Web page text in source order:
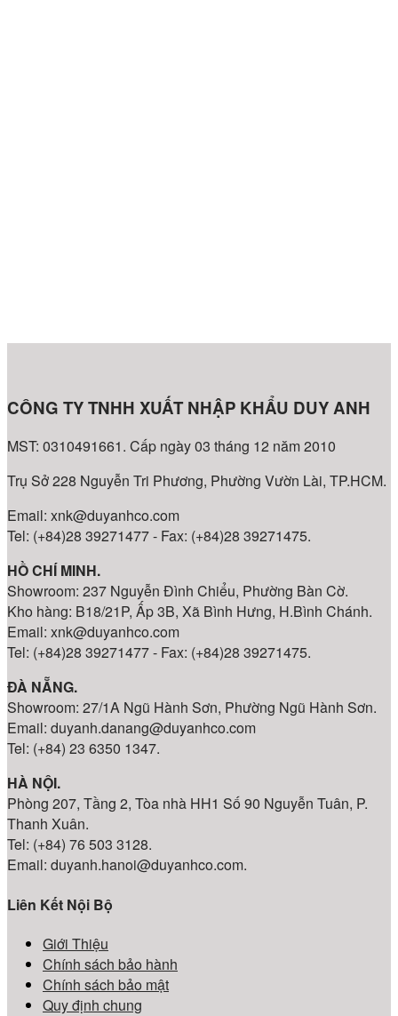
CÔNG TY TNHH XUẤT NHẬP KHẨU DUY ANH
MST: 0310491661. Cấp ngày 03 tháng 12 năm 2010
Trụ Sở 228 Nguyễn Tri Phương, Phường Vườn Lài, TP.HCM.
Email: xnk@duyanhco.com
Tel: (+84)28 39271477 - Fax: (+84)28 39271475.
HỒ CHÍ MINH.
Showroom: 237 Nguyễn Đình Chiểu, Phường Bàn Cờ.
Kho hàng: B18/21P, Ấp 3B, Xã Bình Hưng, H.Bình Chánh.
Email: xnk@duyanhco.com
Tel: (+84)28 39271477 - Fax: (+84)28 39271475.
ĐÀ NẴNG.
Showroom: 27/1A Ngũ Hành Sơn, Phường Ngũ Hành Sơn.
Email: duyanh.danang@duyanhco.com
Tel: (+84) 23 6350 1347.
HÀ NỘI.
Phòng 207, Tầng 2, Tòa nhà HH1 Số 90 Nguyễn Tuân, P.
Thanh Xuân.
Tel: (+84) 76 503 3128.
Email: duyanh.hanoi@duyanhco.com.
Liên Kết Nội Bộ
Giới Thiệu
Chính sách bảo hành
Chính sách bảo mật
Quy định chung